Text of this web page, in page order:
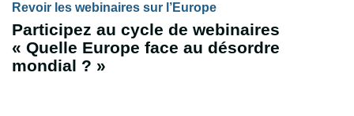
Revoir les webinaires sur l’Europe
Participez au cycle de webinaires
« Quelle Europe face au désordre
mondial ? »